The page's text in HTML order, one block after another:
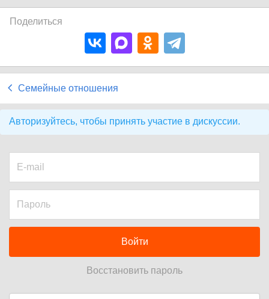
Поделиться
Семейные отношения
Авторизуйтесь, чтобы принять участие в дискуссии.
Войти
Восстановить пароль